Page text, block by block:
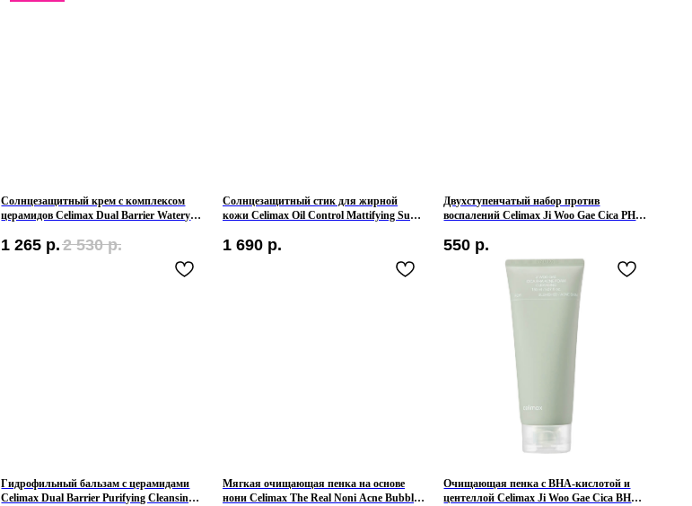
Гидрофильный бальзам с церамидами
Celimax Dual Barrier Purifying Cleansing
Мягкая очищающая пенка на основе
нони Celimax The Real Noni Acne Bubble
Очищающая пенка с BHA-кислотой и
центеллой Celimax Ji Woo Gae Cica BHA
Солнцезащитный крем с комплексом
церамидов Celimax Dual Barrier Watery
1 265 р. 2 530 р.
Солнцезащитный стик для жирной
кожи Celimax Oil Control Mattifying Sun
1 690 р.
Двухступенчатый набор против
воспалений Celimax Ji Woo Gae Cica PHA
550 р.